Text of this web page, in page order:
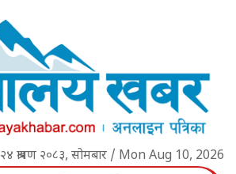
२४ श्रावण २०८३, सोमबार / Mon Aug 10, 2026